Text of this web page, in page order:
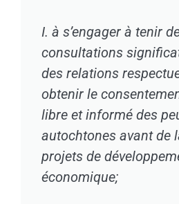
I. à s’engager à tenir
consultations
des relations
obtenir le
libre et informé des
autochtones avant de
projets de
économique;